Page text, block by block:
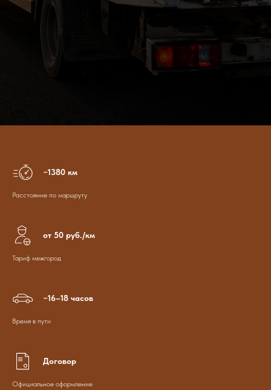
~1380 км
Расстояние по маршруту
от 50 руб./км
Тариф межгород
~16–18 часов
Время в пути
Договор
Официальное оформление